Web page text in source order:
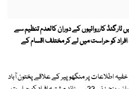
کارروائیوں کے دوران کالعدم تنظیم سے
زائد مشتبہ افراد کو حراست میں لے کر مختلف اقسام کے
اطلاعات پر منگھوپیر کے علاقے پختون آباد